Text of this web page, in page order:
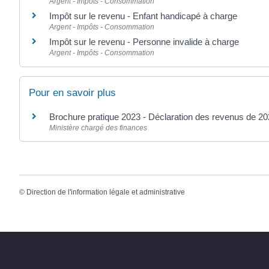
Impôt sur le revenu - Enfant handicapé à charge
Argent - Impôts - Consommation
Impôt sur le revenu - Personne invalide à charge
Argent - Impôts - Consommation
Pour en savoir plus
Brochure pratique 2023 - Déclaration des revenus de
Ministère chargé des finances
© Direction de l'information légale et administrative